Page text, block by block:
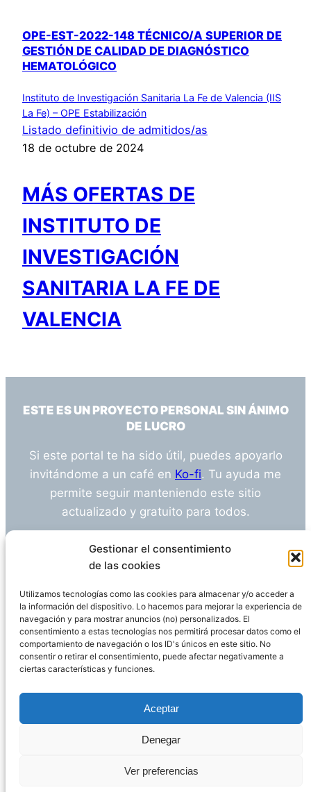
Gestionar el consentimiento
de las cookies
Utilizamos tecnologías como las cookies para almacenar y/o acceder a
la información del dispositivo. Lo hacemos para mejorar la experiencia de
navegación y para mostrar anuncios (no) personalizados. El
consentimiento a estas tecnologías nos permitirá procesar datos como el
comportamiento de navegación o los ID's únicos en este sitio. No
consentir o retirar el consentimiento, puede afectar negativamente a
ciertas características y funciones.
Aceptar
Denegar
Ver preferencias
OPE-EST-2022-148 TÉCNICO/A SUPERIOR DE
GESTIÓN DE CALIDAD DE DIAGNÓSTICO
HEMATOLÓGICO
Instituto de Investigación Sanitaria La Fe de Valencia (IIS
La Fe) – OPE Estabilización
Listado definitivio de admitidos/as
18 de octubre de 2024
MÁS OFERTAS DE
INSTITUTO DE
INVESTIGACIÓN
SANITARIA LA FE DE
VALENCIA
ESTE ES UN PROYECTO PERSONAL SIN ÁNIMO
DE LUCRO
Si este portal te ha sido útil, puedes apoyarlo
invitándome a un café en Ko-fi. Tu ayuda me
permite seguir manteniendo este sitio
actualizado y gratuito para todos.
¿Tienes alguna duda o sugerencia? Escríbeme
info@empleosanitarioinvestigacion.es
Descargo de Responsabilidad
Declaración de Privacidad Política de cookies
WordPress
Página administrada por Javier Ripoll